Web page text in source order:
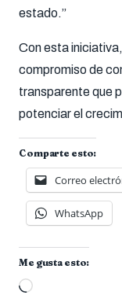
estado.”
Con esta
compromiso de
transparente que
potenciar el
Comparte esto:
Correo
WhatsApp
Me gusta esto:
Cargando...